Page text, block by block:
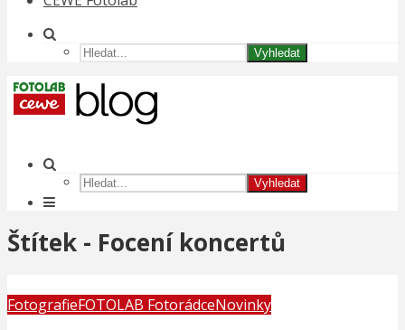
Vyhledat
Vyhledat
Štítek - Focení koncertů
FotografieFOTOLAB FotorádceNovinky